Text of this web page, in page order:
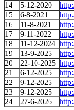
14
5-12-2020
15
6-8-2021
16
11-8-2021
17
9-11-2022
18
11-12-2024
19
13-9-2025
20
22-10-2025
21
6-12-2025
22
9-12-2025
23
9-12-2025
24
27-6-2026